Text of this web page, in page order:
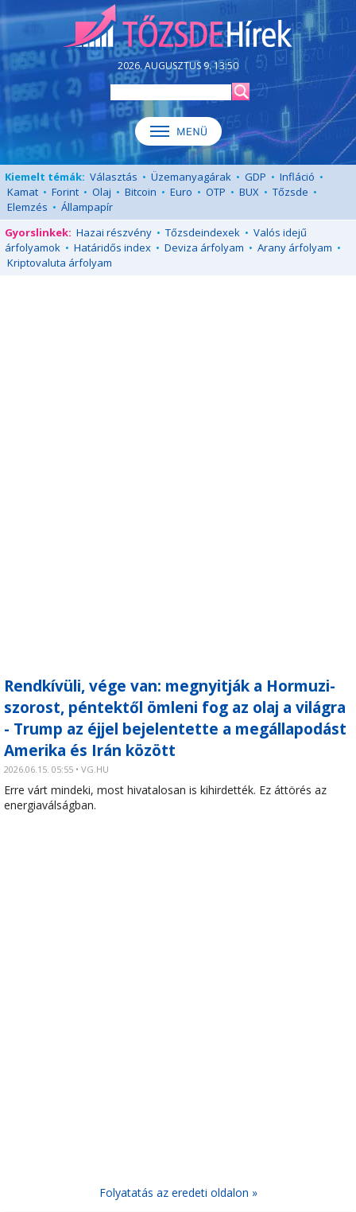
2026. AUGUSZTUS 9. 13:50
Kiemelt témák: Választás • Üzemanyagárak • GDP • Infláció •
Kamat • Forint • Olaj • Bitcoin • Euro • OTP • BUX • Tőzsde •
Elemzés • Állampapír
Gyorslinkek: Hazai részvény • Tőzsdeindexek • Valós idejű
árfolyamok • Határidős index • Deviza árfolyam • Arany árfolyam •
Kriptovaluta árfolyam
Rendkívüli, vége van: megnyitják a Hormuzi-
szorost, péntektől ömleni fog az olaj a világra
- Trump az éjjel bejelentette a megállapodást
Amerika és Irán között
2026.06.15. 05:55 • VG.HU
Erre várt mindeki, most hivatalosan is kihirdették. Ez áttörés az
energiaválságban.
Folyatatás az eredeti oldalon »